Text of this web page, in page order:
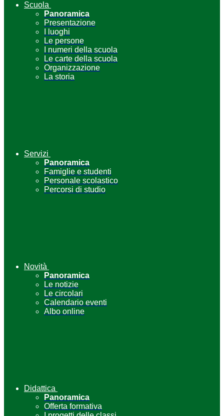
Scuola
Panoramica
Presentazione
I luoghi
Le persone
I numeri della scuola
Le carte della scuola
Organizzazione
La storia
Servizi
Panoramica
Famiglie e studenti
Personale scolastico
Percorsi di studio
Novità
Panoramica
Le notizie
Le circolari
Calendario eventi
Albo online
Didattica
Panoramica
Offerta formativa